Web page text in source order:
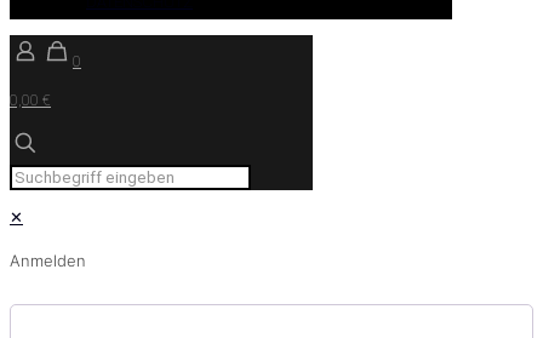
0
0,00 €
✕
Anmelden